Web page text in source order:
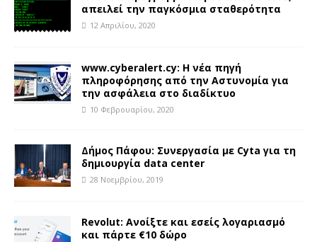
απειλεί την παγκόσμια σταθερότητα
12 Απριλίου, 2020
www.cyberalert.cy: Η νέα πηγή
πληροφόρησης από την Αστυνομία για
την ασφάλεια στο διαδίκτυο
10 Φεβρουαρίου, 2020
Δήμος Πάφου: Συνεργασία με Cyta για τη
δημιουργία data center
28 Νοεμβρίου, 2019
Revolut: Ανοίξτε και εσείς λογαριασμό
και πάρτε €10 δώρο